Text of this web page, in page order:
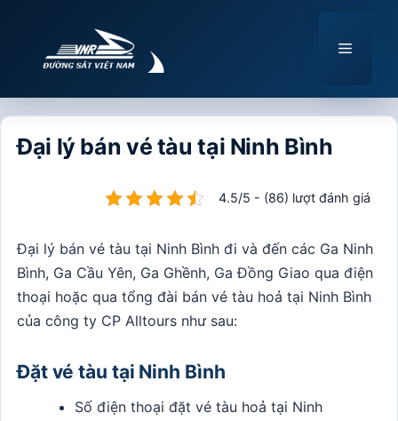
Menu
Đại lý bán vé tàu tại Ninh Bình
4.5/5 - (86) lượt đánh giá
Đại lý bán vé tàu tại Ninh Bình đi và đến các Ga Ninh
Bình, Ga Cầu Yên, Ga Ghềnh, Ga Đồng Giao qua điện
thoại hoặc qua tổng đài bán vé tàu hoả tại Ninh Bình
của công ty CP Alltours như sau:
Đặt vé tàu tại Ninh Bình
Số điện thoại đặt vé tàu hoả tại Ninh